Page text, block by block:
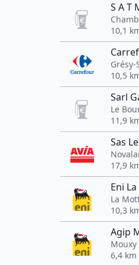
S A T
10,1
Grésy-
10,5
Sarl
Le
11,9
Sas
17,9
Eni
La
10,3
Agip
Mouxy
6,4 km